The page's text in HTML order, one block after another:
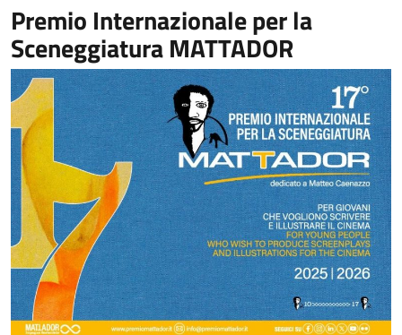
Premio Internazionale per la
Sceneggiatura MATTADOR